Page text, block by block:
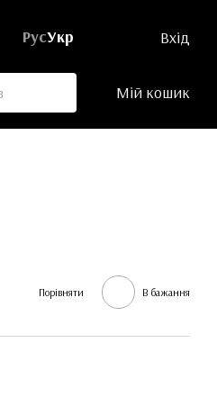
РусУкр Вхід
Мій кошик
Порівняти В бажання